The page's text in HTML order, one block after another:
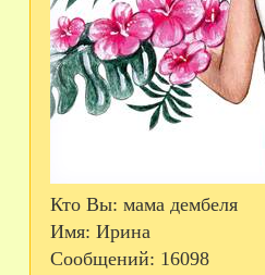
Кто Вы: мама дембеля
Имя: Ирина
Сообщений: 16098